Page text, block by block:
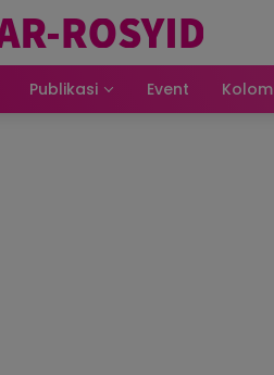
Publikasi Event Kolom